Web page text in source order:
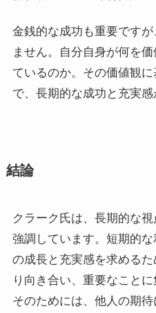
金銭的な成功も重要です
ません。自分自身が何を
ているのか。その価値観
で、長期的な成功と充実感
結論
クラーク氏は、長期的な
強調しています。短期的
の成長と充実感を求める
り向き合い、重要なこと
そのためには、他人の期